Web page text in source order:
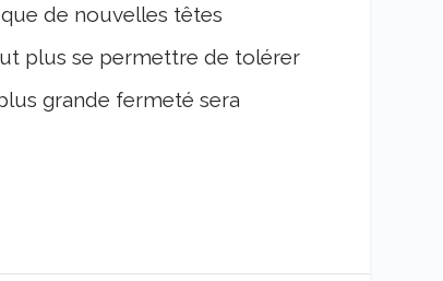
de nouvelles têtes
plus se permettre de tolérer
grande fermeté sera